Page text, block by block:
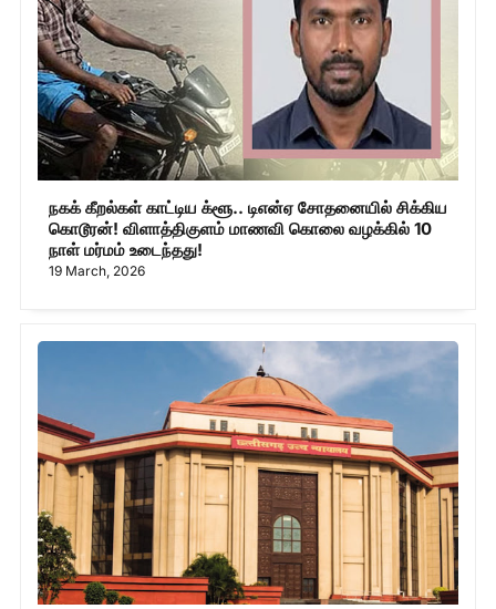
நகக் கீறல்கள் காட்டிய க்ளூ.. டிஎன்ஏ சோதனையில் சிக்கிய
கொடூரன்! விளாத்திகுளம் மாணவி கொலை வழக்கில் 10
நாள் மர்மம் உடைந்தது!
19 March, 2026